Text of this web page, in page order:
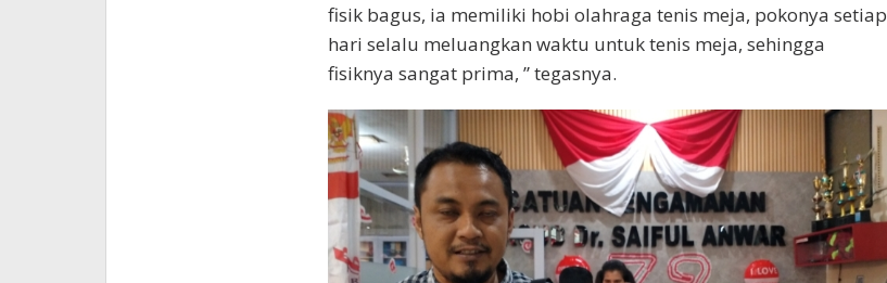
fisik bagus, ia memiliki hobi olahraga tenis meja, pokonya setiap
hari selalu meluangkan waktu untuk tenis meja, sehingga
fisiknya sangat prima, ” tegasnya.